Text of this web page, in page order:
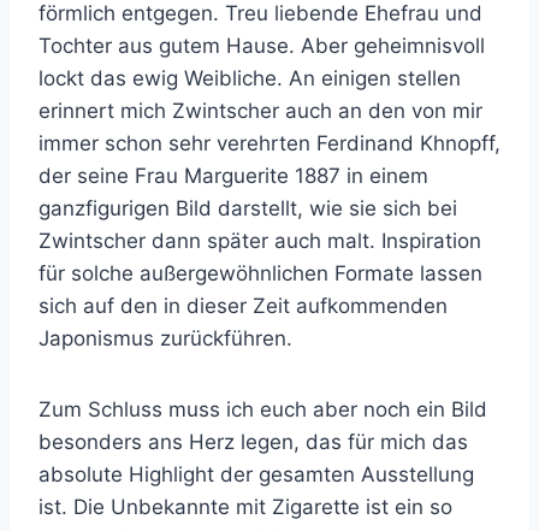
förmlich entgegen. Treu liebende Ehefrau und
Tochter aus gutem Hause. Aber geheimnisvoll
lockt das ewig Weibliche. An einigen stellen
erinnert mich Zwintscher auch an den von mir
immer schon sehr verehrten Ferdinand Khnopff,
der seine Frau Marguerite 1887 in einem
ganzfigurigen Bild darstellt, wie sie sich bei
Zwintscher dann später auch malt. Inspiration
für solche außergewöhnlichen Formate lassen
sich auf den in dieser Zeit aufkommenden
Japonismus zurückführen.
Zum Schluss muss ich euch aber noch ein Bild
besonders ans Herz legen, das für mich das
absolute Highlight der gesamten Ausstellung
ist. Die Unbekannte mit Zigarette ist ein so